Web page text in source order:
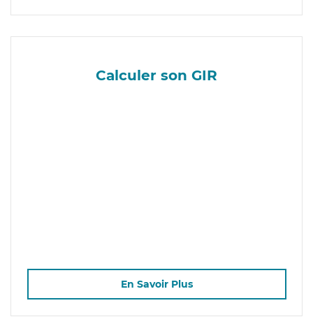
Calculer son GIR
En Savoir Plus